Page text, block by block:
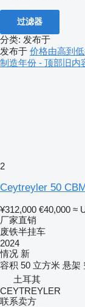
过滤器
分类: 发布于
发布于 价格由高到低
制造年份 - 顶部旧内
2
Ceytreyler 50
¥312,000 €40,000 ≈
厂家直销
废铁半挂车
2024
情况 新
容积 50 立方米 悬架
土耳其
CEYTREYLER
联系卖方